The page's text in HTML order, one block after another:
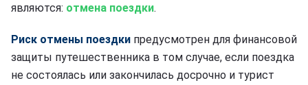
являются: отмена поездки.
Риск отмены поездки предусмотрен для финансовой
защиты путешественника в том случае, если поездка
не состоялась или закончилась досрочно и турист